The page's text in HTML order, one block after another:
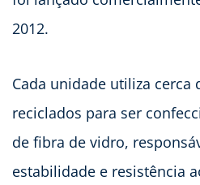
2012.
Cada unidade utiliza cerca
reciclados para ser
de fibra de vidro,
estabilidade e resistência